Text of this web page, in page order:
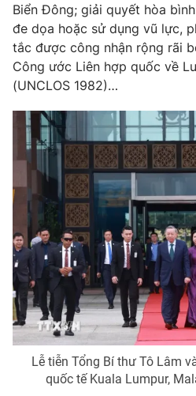
Biển Đông; giải quyết hòa
đe dọa hoặc sử dụng vũ lực,
tắc được công nhận rộng rãi
Công ước Liên hợp quốc về
(UNCLOS 1982)…
Lễ tiễn Tổng Bí thư Tô Lâm
quốc tế Kuala Lumpur,